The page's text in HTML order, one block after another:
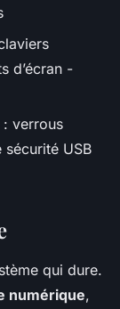
d’écran -
: verrous
USB
qui dure.
numérique,